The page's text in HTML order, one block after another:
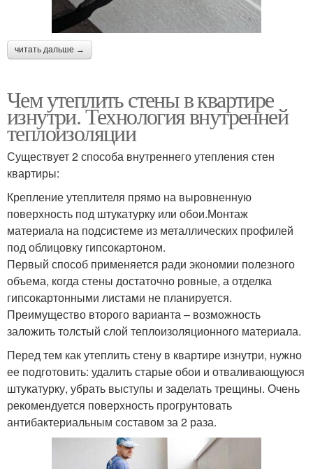
читать дальше →
Чем утеплить стены в квартире
изнутри. Технология внутренней
теплоизоляции
Существует 2 способа внутреннего утепления стен
квартиры:
Крепление утеплителя прямо на выровненную
поверхность под штукатурку или обои.Монтаж
материала на подсистеме из металлических профилей
под облицовку гипсокартоном.
Первый способ применяется ради экономии полезного
объема, когда стены достаточно ровные, а отделка
гипсокартонными листами не планируется.
Преимущество второго варианта – возможность
заложить толстый слой теплоизоляционного материала.
Перед тем как утеплить стену в квартире изнутри, нужно
ее подготовить: удалить старые обои и отваливающуюся
штукатурку, убрать выступы и заделать трещины. Очень
рекомендуется поверхность прогрунтовать
антибактериальным составом за 2 раза.